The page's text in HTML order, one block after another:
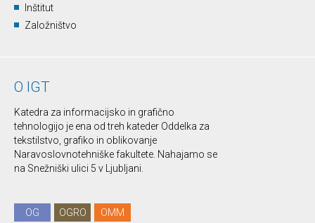
Inštitut
Založništvo
O IGT
Katedra za informacijsko in grafično
tehnologijo je ena od treh kateder Oddelka za
tekstilstvo, grafiko in oblikovanje
Naravoslovnotehniške fakultete. Nahajamo se
na Snežniški ulici 5 v Ljubljani.
OG OGRO
OMM